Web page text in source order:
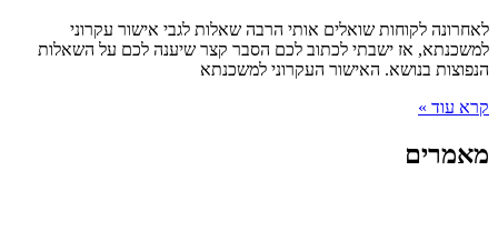
לאחרונה לקוחות שואלים אותי הרבה שאלות לגבי אישור עקרוני
למשכנתא, אז ישבתי לכתוב לכם הסבר קצר שיענה לכם על השאלות
הנפוצות בנושא. האישור העקרוני למשכנתא
קרא עוד »
מאמרים